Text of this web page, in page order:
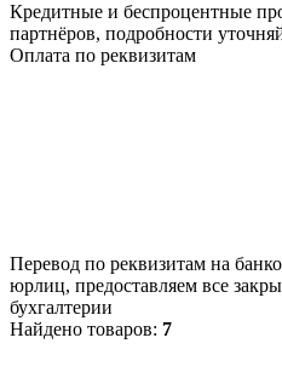
Кредитные и беспроцентные
партнёров, подробности
Оплата по реквизитам
Перевод по реквизитам на
юрлиц, предоставляем все
бухгалтерии
Найдено товаров: 7